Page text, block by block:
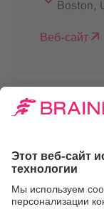
Boston,
Веб-сайт